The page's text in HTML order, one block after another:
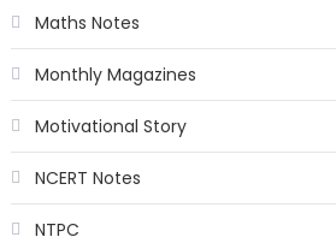
Maths Notes
Monthly Magazines
Motivational Story
NCERT Notes
NTPC